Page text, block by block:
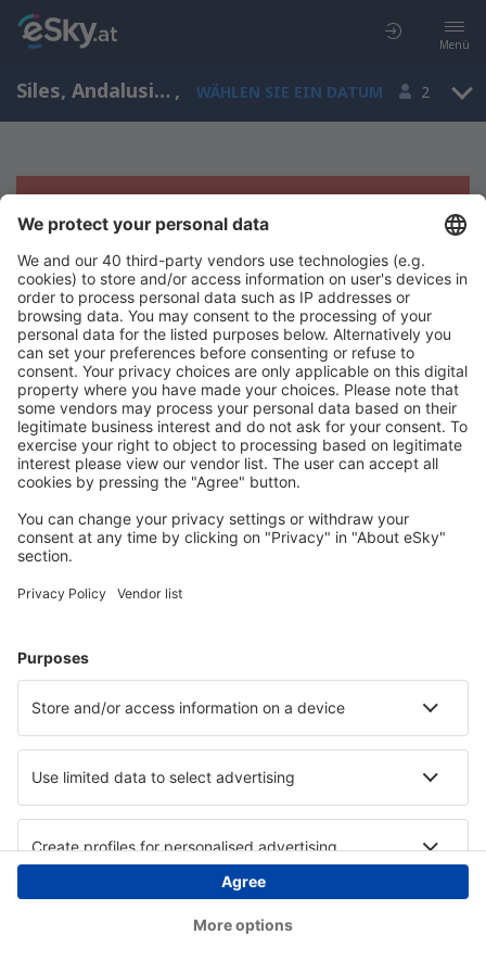
Menü
Siles, Andalusia, Spanien , WÄHLEN SIE EIN DATUM 2
Es tut uns leid, wir können keine
Ergebnisse aufzeigen
Bitte starten Sie Ihre Suche erneut mit anderen Suchkriterien.
Copyright © eSky.at. Alle Rechte vorbehalten.